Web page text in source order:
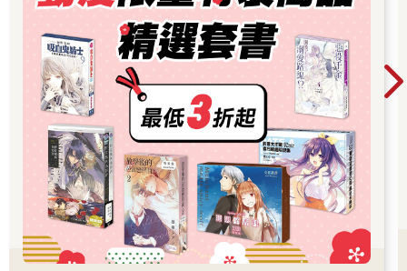
＃％％）＃＆！＿＃＃＠＄＊＊＃％＄＃＾＃＠＄＊（＆＾＊＃
＠＄＠＄＾＃％＃＊＠＄＾＃％＠＄＊（＆＾＃＠＆（＆＃＠
＄＠＆＃％％）＃＆！＿＠＄＊（＆＾＃＠＆（＆＃＠＄＠＆
＃％％）＃＆！＃＠＄＠＆＃％％）＃＆！＿＃＃＠＄＊＊＃
＊＆＾＃＆！＿）＃＆！ ＃＊＃＠＄＆（＆＃＠
＄＊＊＃（＆＾
）＠＆（
＠＆＃（
小言編輯不好意思，我一定是精神太緊繃了，前面才會有些胡言
亂語。
我現在好多了，不用報警沒關係。我們明天見好快樂快樂舌頭被
扯掉鼻子被削掉，蟲子在我眼睛裡我真的好快樂。